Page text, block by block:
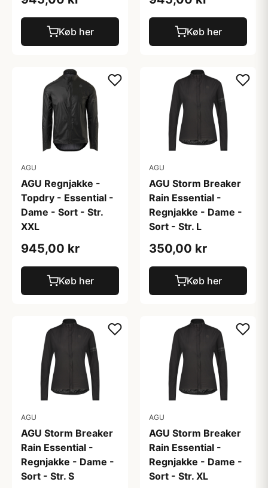
Køb her Køb her
AGU
AGU Regnjakke -
Topdry - Essential -
Dame - Sort - Str.
XXL
945,00 kr
Køb her
AGU
AGU Storm Breaker
Rain Essential -
Regnjakke - Dame -
Sort - Str. L
350,00 kr
Køb her
AGU
AGU Storm Breaker
Rain Essential -
Regnjakke - Dame -
Sort - Str. S
AGU
AGU Storm Breaker
Rain Essential -
Regnjakke - Dame -
Sort - Str. XL